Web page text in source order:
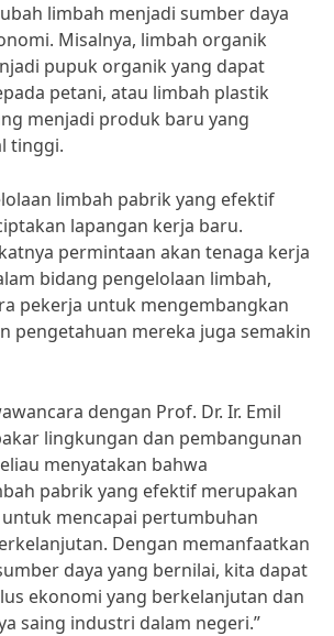
limbah menjadi sumber daya
Misalnya, limbah organik
pupuk organik yang dapat
petani, atau limbah plastik
menjadi produk baru yang
tinggi.
limbah pabrik yang efektif
lapangan kerja baru.
permintaan akan tenaga kerja
bidang pengelolaan limbah,
pekerja untuk mengembangkan
pengetahuan mereka juga semakin
dengan Prof. Dr. Ir. Emil
lingkungan dan pembangunan
menyatakan bahwa
pabrik yang efektif merupakan
mencapai pertumbuhan
Dengan memanfaatkan
daya yang bernilai, kita dapat
ekonomi yang berkelanjutan dan
saing industri dalam negeri.”